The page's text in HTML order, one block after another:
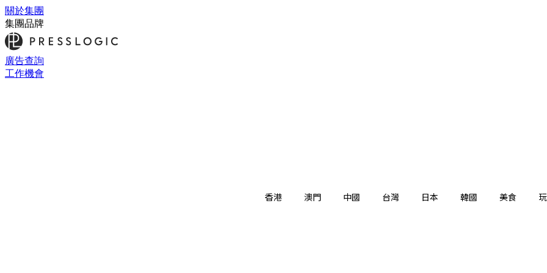
關於集團
集團品牌
廣告查詢
工作機會
香港 澳門 中國 台灣 日本 韓國 美食